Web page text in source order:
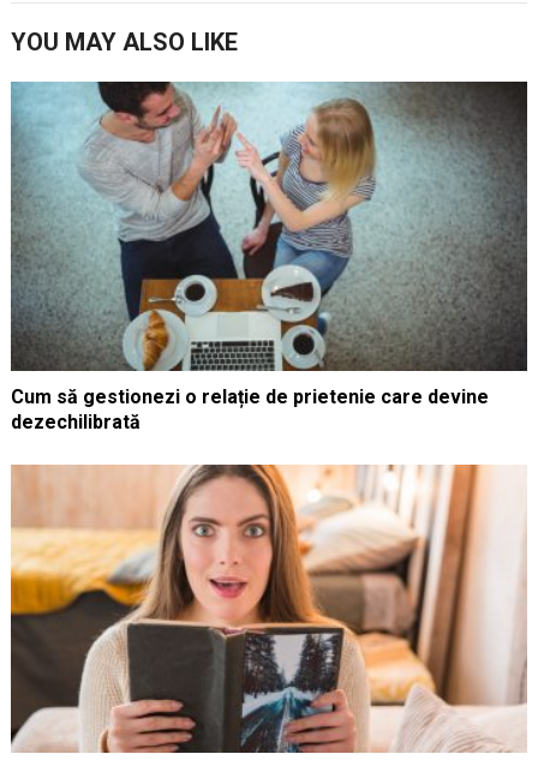
YOU MAY ALSO LIKE
Cum să gestionezi o relație de prietenie care devine
dezechilibrată